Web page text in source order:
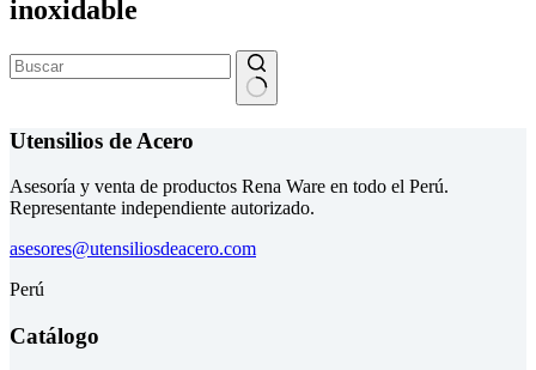
inoxidable
resultados
Utensilios de Acero
Asesoría y venta de productos Rena Ware en todo el Perú.
Representante independiente autorizado.
asesores@utensiliosdeacero.com
Perú
Catálogo